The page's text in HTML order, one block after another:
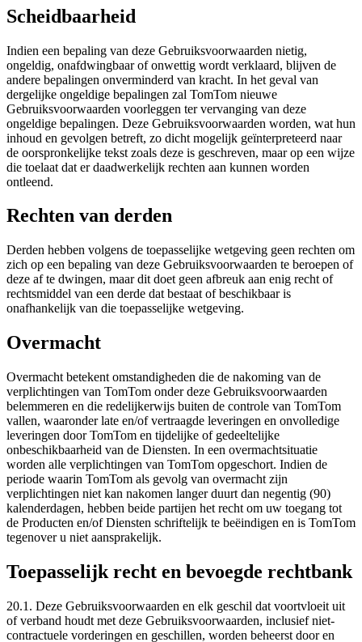
Scheidbaarheid
Indien een bepaling van deze Gebruiksvoorwaarden nietig,
ongeldig, onafdwingbaar of onwettig wordt verklaard, blijven de
andere bepalingen onverminderd van kracht. In het geval van
dergelijke ongeldige bepalingen zal TomTom nieuwe
Gebruiksvoorwaarden voorleggen ter vervanging van deze
ongeldige bepalingen. Deze Gebruiksvoorwaarden worden, wat hun
inhoud en gevolgen betreft, zo dicht mogelijk geïnterpreteerd naar
de oorspronkelijke tekst zoals deze is geschreven, maar op een wijze
die toelaat dat er daadwerkelijk rechten aan kunnen worden
ontleend.
Rechten van derden
Derden hebben volgens de toepasselijke wetgeving geen rechten om
zich op een bepaling van deze Gebruiksvoorwaarden te beroepen of
deze af te dwingen, maar dit doet geen afbreuk aan enig recht of
rechtsmiddel van een derde dat bestaat of beschikbaar is
onafhankelijk van die toepasselijke wetgeving.
Overmacht
Overmacht betekent omstandigheden die de nakoming van de
verplichtingen van TomTom onder deze Gebruiksvoorwaarden
belemmeren en die redelijkerwijs buiten de controle van TomTom
vallen, waaronder late en/of vertraagde leveringen en onvolledige
leveringen door TomTom en tijdelijke of gedeeltelijke
onbeschikbaarheid van de Diensten. In een overmachtsituatie
worden alle verplichtingen van TomTom opgeschort. Indien de
periode waarin TomTom als gevolg van overmacht zijn
verplichtingen niet kan nakomen langer duurt dan negentig (90)
kalenderdagen, hebben beide partijen het recht om uw toegang tot
de Producten en/of Diensten schriftelijk te beëindigen en is TomTom
tegenover u niet aansprakelijk.
Toepasselijk recht en bevoegde rechtbank
20.1. Deze Gebruiksvoorwaarden en elk geschil dat voortvloeit uit
of verband houdt met deze Gebruiksvoorwaarden, inclusief niet-
contractuele vorderingen en geschillen, worden beheerst door en